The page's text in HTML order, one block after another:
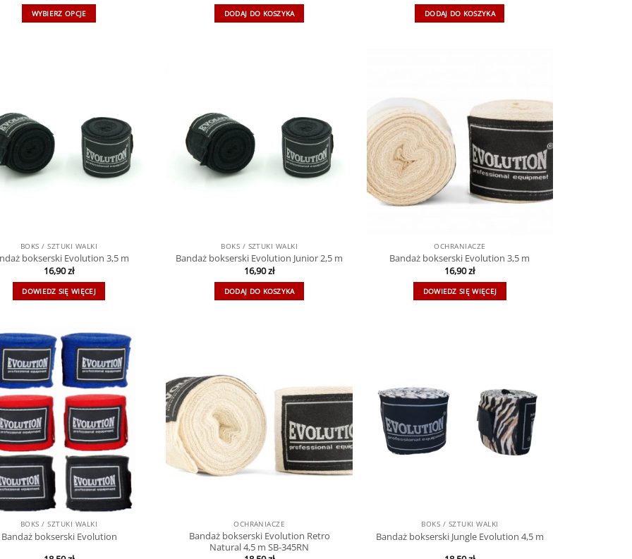
WYBIERZ OPCJE DODAJ DO KOSZYKA DODAJ DO KOSZYKA
BOKS / SZTUKI WALKI
bokserski Evolution 3,5 m
16,90zł
DOWIEDZ SIĘ WIĘCEJ
BOKS / SZTUKI WALKI
Bandaż bokserski Evolution Junior 2,5 m
16,90zł
DODAJ DO KOSZYKA
OCHRANIACZE
Bandaż bokserski Evolution 3,5 m
16,90zł
DOWIEDZ SIĘ WIĘCEJ
BOKS / SZTUKI WALKI
Bandaż bokserski Evolution
OCHRANIACZE
Bandaż bokserski Evolution Retro
Natural 4,5 m SB-345RN
BOKS / SZTUKI WALKI
Bandaż bokserski Jungle Evolution 4,5 m